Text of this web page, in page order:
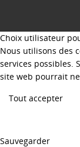
Choix utilisateur
Nous utilisons des
services possibles.
site web pourrait
Tout accepter
Sauvegarder